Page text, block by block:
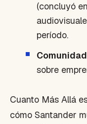
(concluyó
período.
sobre
Cuanto Más Allá
cómo Santander